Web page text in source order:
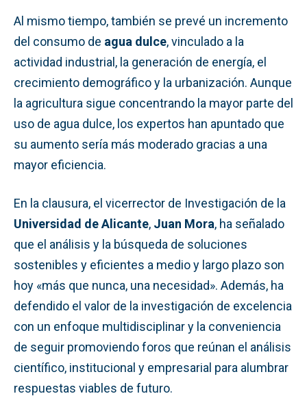
Al mismo tiempo, también se prevé un incremento
del consumo de agua dulce, vinculado a la
actividad industrial, la generación de energía, el
crecimiento demográfico y la urbanización. Aunque
la agricultura sigue concentrando la mayor parte del
uso de agua dulce, los expertos han apuntado que
su aumento sería más moderado gracias a una
mayor eficiencia.
En la clausura, el vicerrector de Investigación de la
Universidad de Alicante, Juan Mora, ha señalado
que el análisis y la búsqueda de soluciones
sostenibles y eficientes a medio y largo plazo son
hoy «más que nunca, una necesidad». Además, ha
defendido el valor de la investigación de excelencia
con un enfoque multidisciplinar y la conveniencia
de seguir promoviendo foros que reúnan el análisis
científico, institucional y empresarial para alumbrar
respuestas viables de futuro.